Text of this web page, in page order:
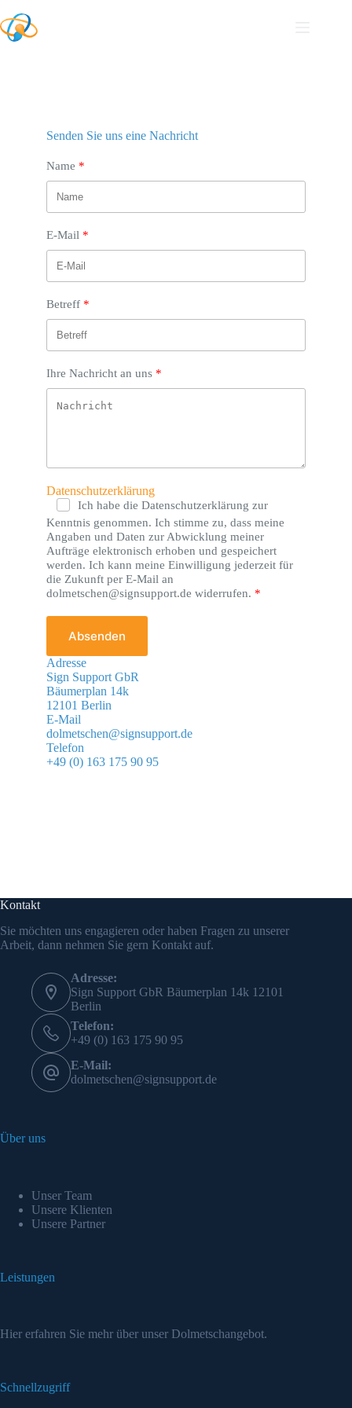
Senden Sie uns eine Nachricht
Name
E-Mail
Betreff
Ihre Nachricht an uns
Datenschutzerklärung
Ich habe die Datenschutzerklärung zur
Kenntnis genommen. Ich stimme zu, dass meine
Angaben und Daten zur Abwicklung meiner
Aufträge elektronisch erhoben und gespeichert
werden. Ich kann meine Einwilligung jederzeit für
die Zukunft per E-Mail an
dolmetschen@signsupport.de widerrufen.
Absenden
Adresse
Sign Support GbR
Bäumerplan 14k
12101 Berlin
E-Mail
dolmetschen@signsupport.de
Telefon
+49 (0) 163 175 90 95
Kontakt
Sie möchten uns engagieren oder haben Fragen zu unserer
Arbeit, dann nehmen Sie gern Kontakt auf.
Adresse:
Sign Support GbR Bäumerplan 14k 12101
Berlin
Telefon:
+49 (0) 163 175 90 95
E-Mail:
dolmetschen@signsupport.de
Über uns
Unser Team
Unsere Klienten
Unsere Partner
Leistungen
Hier erfahren Sie mehr über unser Dolmetschangebot.
Schnellzugriff